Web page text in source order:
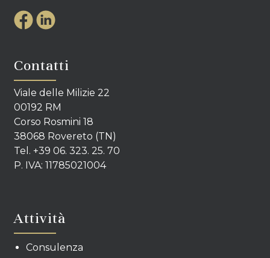
Contatti
Viale delle Milizie 22
00192 RM
Corso Rosmini 18
38068 Rovereto (TN)
Tel. +39 06. 323. 25. 70
P. IVA: 11785021004
Attività
Consulenza